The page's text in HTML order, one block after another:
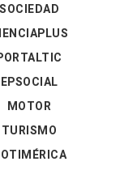
SOCIEDAD
EPSOCIAL
MOTOR
TURISMO